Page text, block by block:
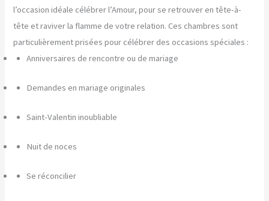
l’occasion idéale célébrer l’Amour, pour se retrouver en tête-à-
tête et raviver la flamme de votre relation. Ces chambres sont
particulièrement prisées pour célébrer des occasions spéciales :
Anniversaires de rencontre ou de mariage
Demandes en mariage originales
Saint-Valentin inoubliable
Nuit de noces
Se réconcilier